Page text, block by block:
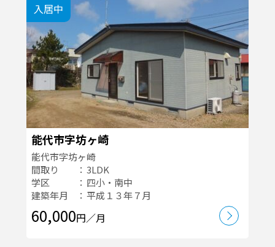
入居中
能代市字坊ヶ崎
能代市字坊ヶ崎
間取り
3LDK
学区
四小・南中
建築年月
平成１３年７月
60,000円／月